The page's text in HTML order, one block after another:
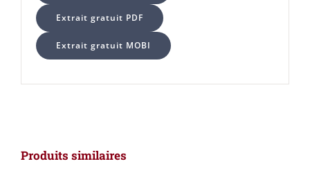
Extrait gratuit PDF
Extrait gratuit MOBI
Produits similaires